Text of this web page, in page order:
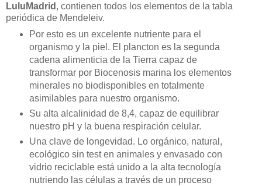
LuluMadrid , contienen todos los elementos de la tabla
periódica de Mendeleiv.
Por esto es un excelente nutriente para el
organismo y la piel. El plancton es la segunda
cadena alimenticia de la Tierra capaz de
transformar por Biocenosis marina los elementos
minerales no biodisponibles en totalmente
asimilables para nuestro organismo.
Su alta alcalinidad de 8,4, capaz de equilibrar
nuestro pH y la buena respiración celular.
Una clave de longevidad. Lo orgánico, natural,
ecológico sin test en animales y envasado con
vidrio reciclable está unido a la alta tecnología
nutriendo las células a través de un proceso